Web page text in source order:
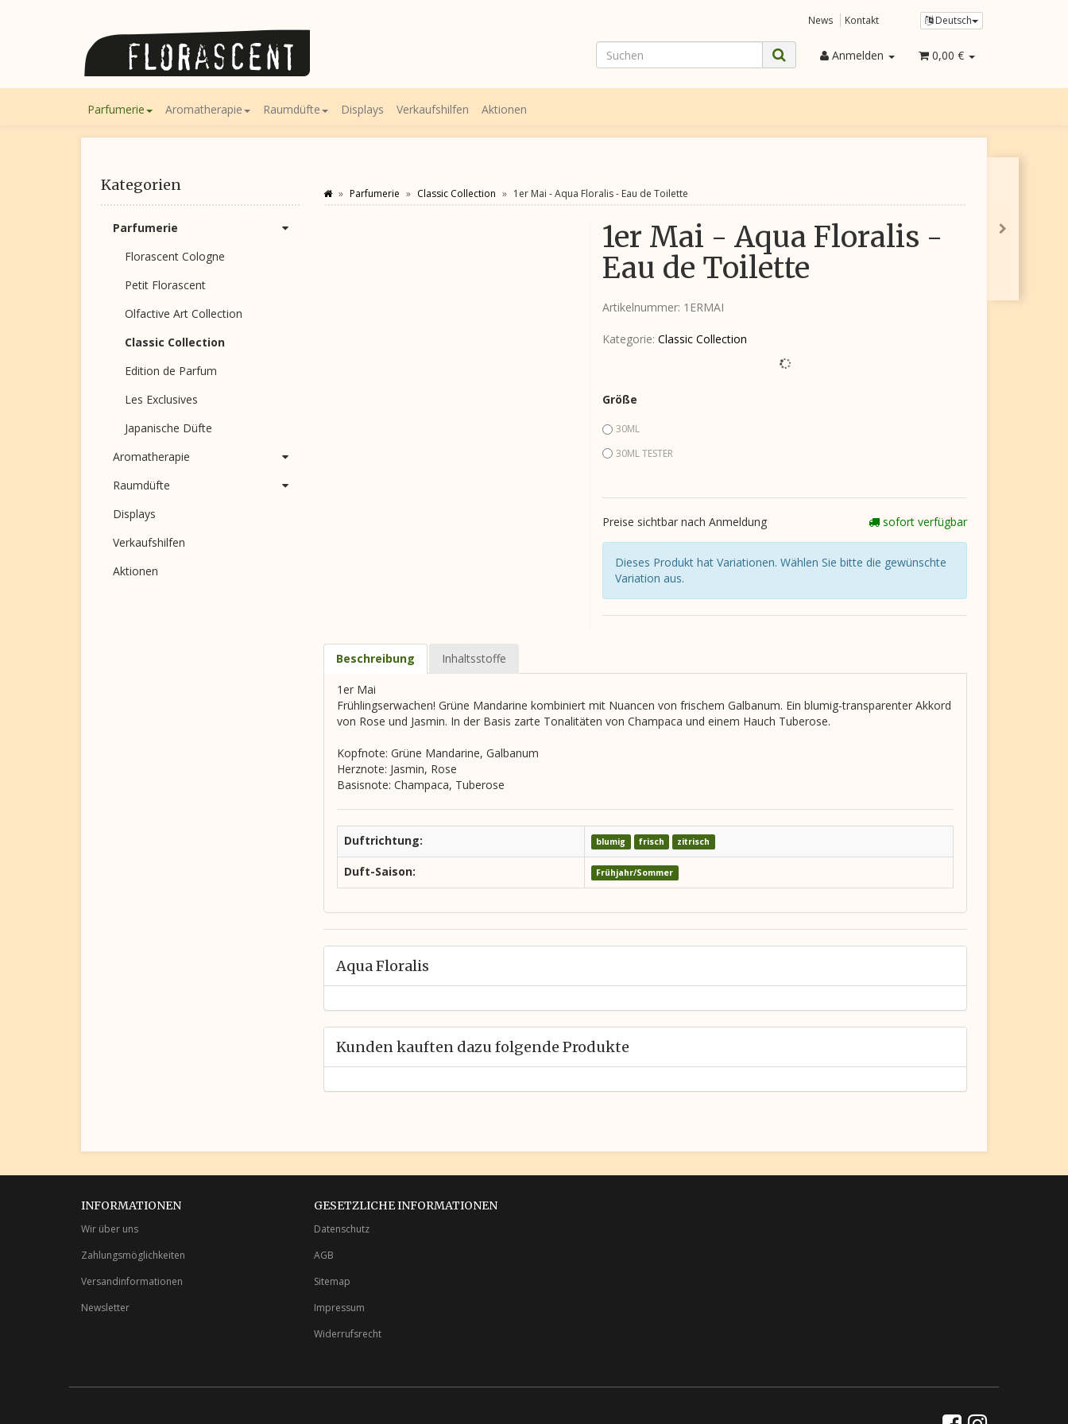
Deutsch
News Kontakt
Anmelden 0,00 €
Parfumerie Aromatherapie Raumdüfte Displays Verkaufshilfen Aktionen
Parfumerie Classic Collection 1er Mai - Aqua Floralis - Eau de Toilette
1er Mai - Aqua Floralis -
Eau de Toilette
Artikelnummer: 1ERMAI
Kategorie: Classic Collection
Größe
30ML
30ML TESTER
Preise sichtbar nach Anmeldung sofort verfügbar
Dieses Produkt hat Variationen. Wählen Sie bitte die gewünschte
Variation aus.
Beschreibung Inhaltsstoffe
1er Mai
Frühlingserwachen! Grüne Mandarine kombiniert mit Nuancen von frischem Galbanum. Ein blumig-transparenter Akkord
von Rose und Jasmin. In der Basis zarte Tonalitäten von Champaca und einem Hauch Tuberose.
Kopfnote: Grüne Mandarine, Galbanum
Herznote: Jasmin, Rose
Basisnote: Champaca, Tuberose
Duftrichtung: blumig frisch zitrisch
Duft-Saison: Frühjahr/Sommer
Aqua Floralis
Kunden kauften dazu folgende Produkte
Kategorien
Parfumerie
Florascent Cologne
Petit Florascent
Olfactive Art Collection
Classic Collection
Edition de Parfum
Les Exclusives
Japanische Düfte
Aromatherapie
Raumdüfte
Displays
Verkaufshilfen
Aktionen
INFORMATIONEN
Wir über uns
Zahlungsmöglichkeiten
Versandinformationen
Newsletter
GESETZLICHE INFORMATIONEN
Datenschutz
AGB
Sitemap
Impressum
Widerrufsrecht